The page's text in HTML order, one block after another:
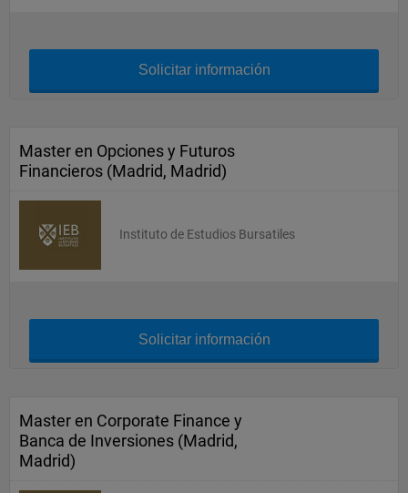
Solicitar información
Master en Opciones y Futuros
Financieros (Madrid, Madrid)
Instituto de Estudios Bursatiles
Solicitar información
Master en Corporate Finance y
Banca de Inversiones (Madrid,
Madrid)